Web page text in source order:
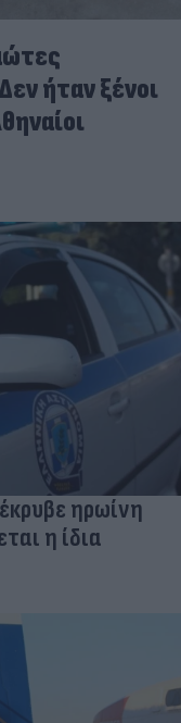
ήταν ξένοι
ηρωίνη
η ίδια